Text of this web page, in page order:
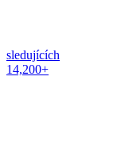
sledujících
14,200+